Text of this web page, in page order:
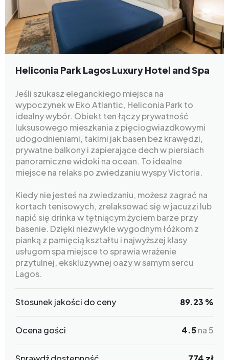
Heliconia Park Lagos Luxury Hotel and Spa
Jeśli szukasz eleganckiego miejsca na
wypoczynek w Eko Atlantic, Heliconia Park to
idealny wybór. Obiekt ten łączy prywatność
luksusowego mieszkania z pięciogwiazdkowymi
udogodnieniami, takimi jak basen bez krawędzi,
prywatne balkony i zapierające dech w piersiach
panoramiczne widoki na ocean. To idealne
miejsce na relaks po zwiedzaniu wyspy Victoria.
Kiedy nie jesteś na zwiedzaniu, możesz zagrać na
kortach tenisowych, zrelaksować się w jacuzzi lub
napić się drinka w tętniącym życiem barze przy
basenie. Dzięki niezwykle wygodnym łóżkom z
pianką z pamięcią kształtu i najwyższej klasy
usługom spa miejsce to sprawia wrażenie
przytulnej, ekskluzywnej oazy w samym sercu
Lagos.
Stosunek jakości do ceny 89.23 %
Ocena gości 4.5na 5